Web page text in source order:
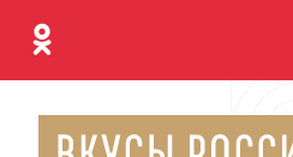
Одноклассники